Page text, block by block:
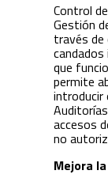
Control
Gestión
través de
que
permite
introducir
accesos
no
Mejora